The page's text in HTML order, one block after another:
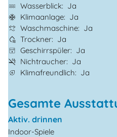
Wasserblick
Ja
Klimaanlage
Ja
Waschmaschine
Ja
Trockner
Ja
Geschirrspüler
Ja
Nichtraucher
Ja
Klimafreundlich
Ja
Gesamte
Aktiv. drinnen
Indoor-Spiele